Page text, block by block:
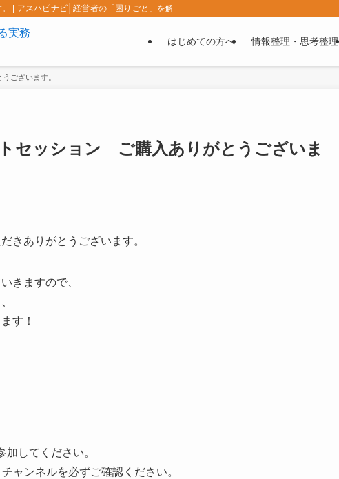
| アスハピナビ│経営者の「困りごと」を解決する実務ナビ
はじめての方へ 情報整理・思考整理
ございます。
セッション ご購入ありがとうございま
きありがとうございます。
きますので、
す！
してください。
ャンネルを必ずご確認ください。